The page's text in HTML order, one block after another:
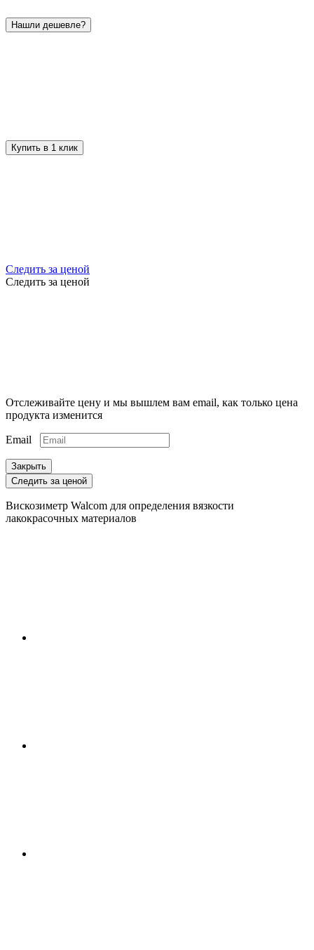
Нашли дешевле?
Купить в 1 клик
Следить за ценой
Следить за ценой
Отслеживайте цену и мы вышлем вам email, как только цена
продукта изменится
Email
Закрыть
Следить за ценой
Вискозиметр Walcom для определения вязкости
лакокрасочных материалов